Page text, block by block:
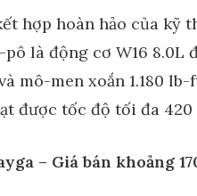
hợp hoàn hảo của kỹ
là động cơ W16 8.0L
mô-men xoắn 1.180
được tốc độ tối đa
– Giá bán khoảng